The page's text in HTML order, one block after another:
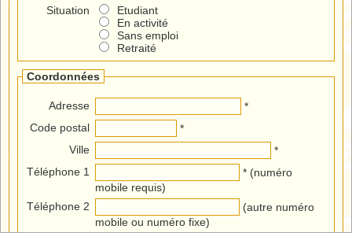
Situation
Etudiant
En activité
Sans emploi
Retraité
Coordonnées
Adresse
*
Code postal
*
Ville
*
Téléphone 1
* (numéro
mobile requis)
Téléphone 2
(autre numéro
mobile ou numéro fixe)